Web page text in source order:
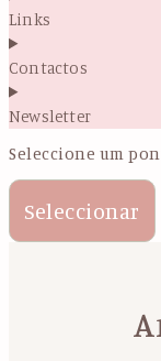
Links
Contactos
Newsletter
Seleccione um
Seleccionar